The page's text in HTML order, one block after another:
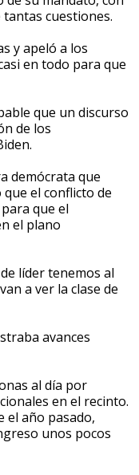
cuestiones.
y apeló a los
en todo para que
que un discurso
de los
demócrata que
el conflicto de
que el
el plano
líder tenemos al
a ver la clase de
avances
al día por
en el recinto.
el año pasado,
unos pocos